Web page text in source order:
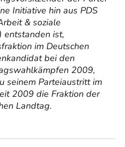
Initiative hin aus PDS
& soziale
entstanden ist,
im Deutschen
bei den
2009,
seinem Parteiaustritt im
2009 die Fraktion der
Landtag.